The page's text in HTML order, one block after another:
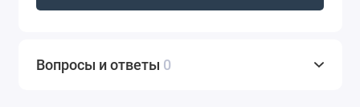
Вопросы и ответы 0